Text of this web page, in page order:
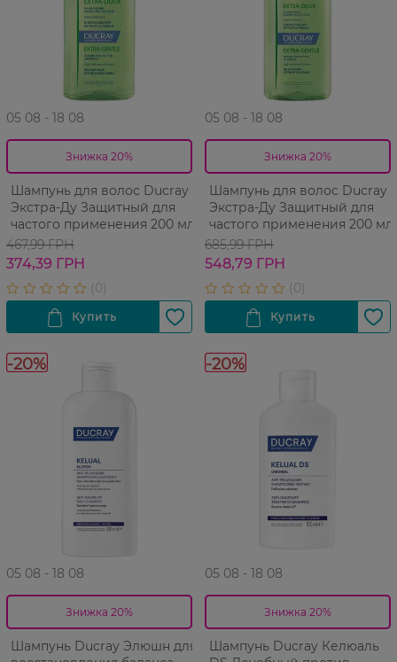
05 08 - 18 08
Знижка 20%
Шампунь для волос Ducray
Экстра-Ду Защитный для
частого применения 200 мл
467,99 ГРН
374,39 ГРН
05 08 - 18 08
Знижка 20%
Шампунь для волос Ducray
Экстра-Ду Защитный для
частого применения 200 мл
685,99 ГРН
548,79 ГРН
-20%
05 08 - 18 08
Знижка 20%
Шампунь Ducray Элюшн для
-20%
05 08 - 18 08
Знижка 20%
Шампунь Ducray Келюаль